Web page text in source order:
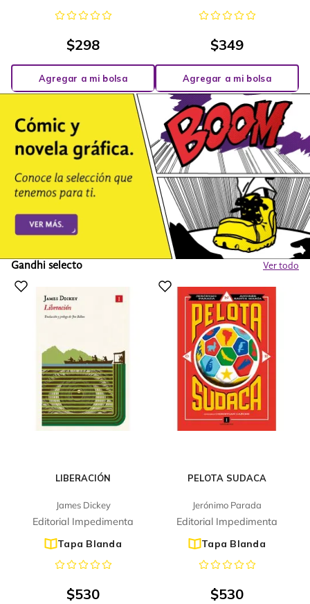
$298
Agregar a mi bolsa
$349
Agregar a mi bolsa
Gandhi selecto Ver todo
LIBERACIÓN
James Dickey
Editorial Impedimenta
Tapa Blanda
$530
PELOTA SUDACA
Jerónimo Parada
Editorial Impedimenta
Tapa Blanda
$530